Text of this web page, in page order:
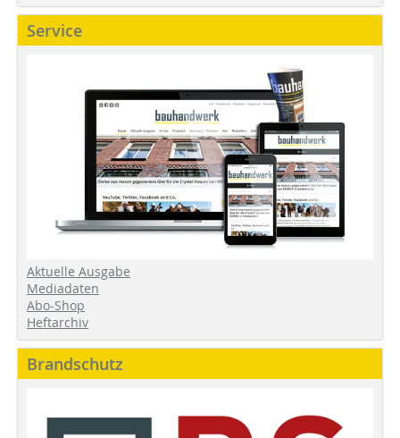
Service
Aktuelle Ausgabe
Mediadaten
Abo-Shop
Heftarchiv
Brandschutz